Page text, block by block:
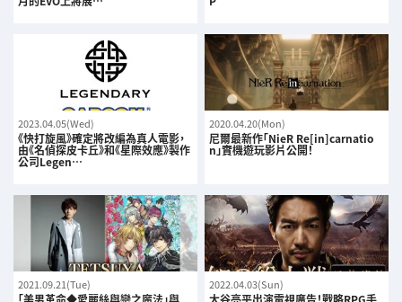
2023.04.05(Wed)
《快打旋風》確定將改編為真人電影，
由《名偵探皮卡丘》和《星際效應》製作
公司Legen…
2020.04.20(Mon)
尼爾最新作「NieR Re[in]carnatio
n」實機遊玩影片公開！
2021.09.21(Tue)
「美男革命◆愛麗絲與戀之魔法」與
2022.04.03(Sun)
大谷亮平出演電視廣告！戰略RPG手